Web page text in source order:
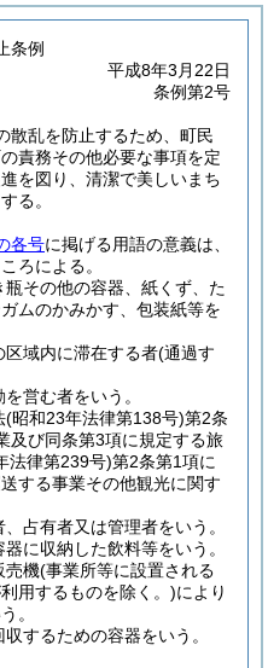
条例
平成8年3月22日
条例第2号
散乱を防止するため、町民
責務その他必要な事項を定
を図り、清潔で美しいまち
る。
各号に掲げる用語の意義は、
ろによる。
その他の容器、紙くず、た
ムのかみかす、包装紙等を
域内に滞在する者(通過す
営む者をいう。
(昭和23年法律第138号)第2条
及び同条第3項に規定する旅
法律第239号)第2条第1項に
する事業その他観光に関す
占有者又は管理者をいう。
に収納した飲料等をいう。
売機(事業所等に設置される
用するものを除く。)により
。
するための容器をいう。